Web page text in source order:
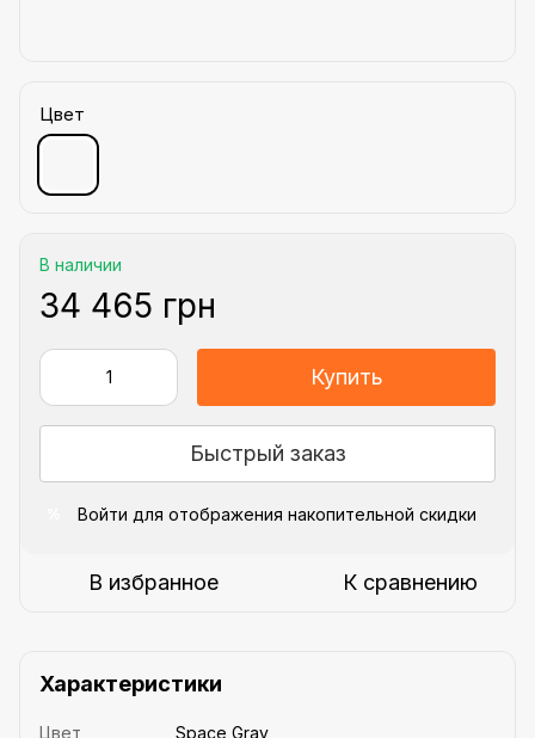
Цвет
В наличии
34 465 грн
Купить
Быстрый заказ
Войти для отображения накопительной скидки
В избранное К сравнению
Характеристики
Цвет Space Gray